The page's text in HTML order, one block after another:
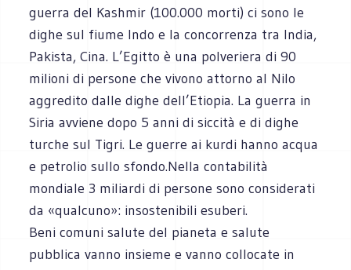
guerra del Kashmir (100.000 morti) ci sono le
dighe sul fiume Indo e la concorrenza tra India,
Pakista, Cina. L’Egitto è una polveriera di 90
milioni di persone che vivono attorno al Nilo
aggredito dalle dighe dell’Etiopia. La guerra in
Siria avviene dopo 5 anni di siccità e di dighe
turche sul Tigri. Le guerre ai kurdi hanno acqua
e petrolio sullo sfondo.Nella contabilità
mondiale 3 miliardi di persone sono considerati
da «qualcuno»: insostenibili esuberi.
Beni comuni salute del pianeta e salute
pubblica vanno insieme e vanno collocate in